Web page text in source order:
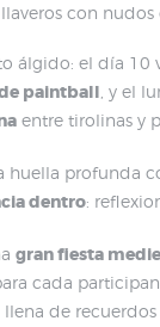
con
álgido: el día 10
paintball, y el
entre tirolinas y
profunda
dentro:
gran fiesta
cada
de